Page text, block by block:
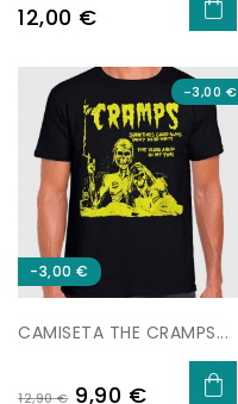
Precio
12,00 €
-3,00 €
-3,00 €
CAMISETA THE CRAMPS...
Precio
12,90 € Precio
9,90 €